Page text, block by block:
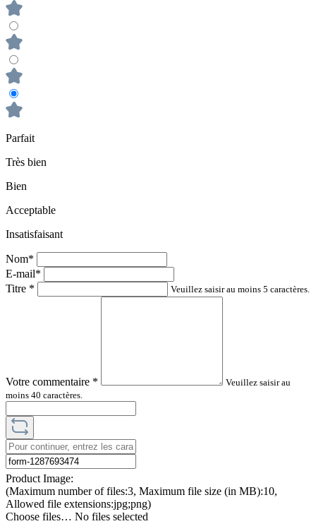
Parfait
Très bien
Bien
Acceptable
Insatisfaisant
Nom*
E-mail*
Titre * Veuillez saisir au moins 5 caractères.
Votre commentaire *
Veuillez saisir au
moins 40 caractères.
Product Image:
(Maximum number of files:3, Maximum file size (in MB):10,
Allowed file extensions:jpg;png)
Choose files… No files selected